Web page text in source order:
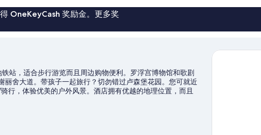
OneKeyCash 奖励金。更多奖
站，适合步行游览而且周边购物便利。罗浮宫博物馆和歌剧
舍大道。带孩子一起旅行？切勿错过卢森堡花园。您可就近
行，体验优美的户外风景。酒店拥有优越的地理位置，而且
通：距离沙特莱站仅数步之遥，步行前往巴黎大堂站只需 5